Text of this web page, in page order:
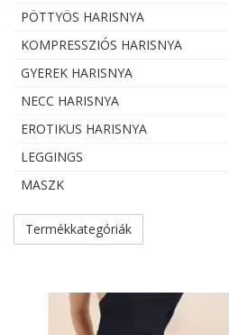
PÖTTYÖS HARISNYA
KOMPRESSZIÓS HARISNYA
GYEREK HARISNYA
NECC HARISNYA
EROTIKUS HARISNYA
LEGGINGS
MASZK
Termékkategóriák